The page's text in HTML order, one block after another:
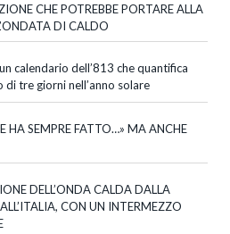
CHE POTREBBE PORTARE ALLA
DI CALDO
calendario dell’813 che quantifica
di tre giorni nell’anno solare
HA SEMPRE FATTO…» MA ANCHE
DELL’ONDA CALDA DALLA
CON UN INTERMEZZO